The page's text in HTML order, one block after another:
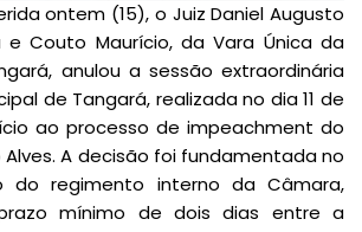
ontem (15), o Juiz Daniel Augusto
e Couto Maurício, da Vara Única da
anulou a sessão extraordinária
de Tangará, realizada no dia 11 de
ao processo de impeachment do
A decisão foi fundamentada no
do regimento interno da Câmara,
mínimo de dois dias entre a